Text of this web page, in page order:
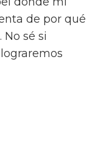
de por qué
sé si